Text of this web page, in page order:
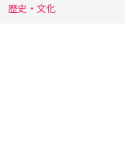
歴史・文化